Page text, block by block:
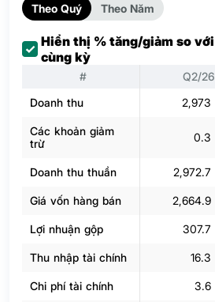
Theo Quý Theo Năm
Hiển thị % tăng/giảm so với
cùng kỳ
# Q2/26
Doanh thu
2,973
Các khoản giảm
trừ
0.3
Doanh thu thuần 2,972.7
Giá vốn hàng bán 2,664.9
Lợi nhuận gộp 307.7
Thu nhập tài chính 16.3
Chi phí tài chính 3.6